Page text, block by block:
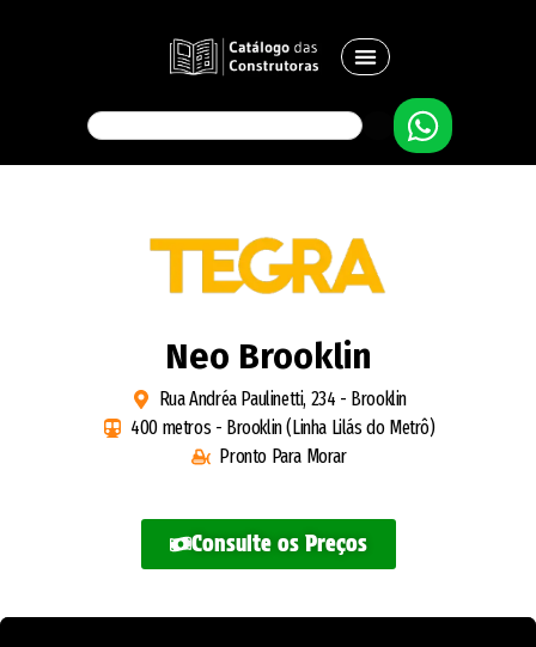
Neo Brooklin
Rua Andréa Paulinetti, 234 - Brooklin
400 metros - Brooklin (Linha Lilás do Metrô)
Pronto Para Morar
Consulte os Preços